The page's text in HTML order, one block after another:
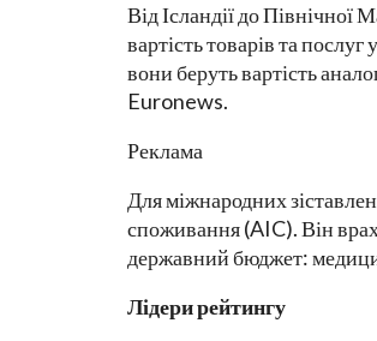
Від Ісландії до Північної
вартість товарів та
вони беруть вартість
Euronews.
Реклама
Для міжнародних
споживання (AIC). Він
державний бюджет:
Лідери рейтингу